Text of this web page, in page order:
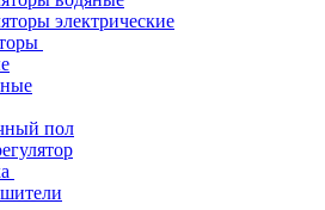
электрические
пол